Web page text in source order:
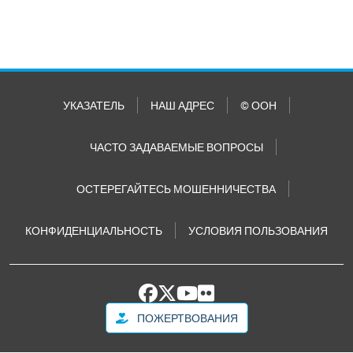
УКАЗАТЕЛЬ НАШ АДРЕС © ООН
ЧАСТО ЗАДАВАЕМЫЕ ВОПРОСЫ
ОСТЕРЕГАЙТЕСЬ МОШЕННИЧЕСТВА
КОНФИДЕНЦИАЛЬНОСТЬ УСЛОВИЯ ПОЛЬЗОВАНИЯ
ПОЖЕРТВОВАНИЯ